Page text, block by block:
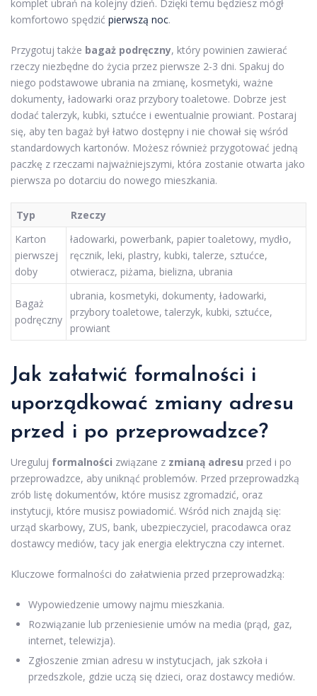
komplet ubrań na kolejny dzień. Dzięki temu będziesz mógł
komfortowo spędzić pierwszą noc.
Przygotuj także bagaż podręczny, który powinien zawierać
rzeczy niezbędne do życia przez pierwsze 2-3 dni. Spakuj do
niego podstawowe ubrania na zmianę, kosmetyki, ważne
dokumenty, ładowarki oraz przybory toaletowe. Dobrze jest
dodać talerzyk, kubki, sztućce i ewentualnie prowiant. Postaraj
się, aby ten bagaż był łatwo dostępny i nie chował się wśród
standardowych kartonów. Możesz również przygotować jedną
paczkę z rzeczami najważniejszymi, która zostanie otwarta jako
pierwsza po dotarciu do nowego mieszkania.
Typ
Rzeczy
Karton
pierwszej
doby
ładowarki, powerbank, papier toaletowy, mydło,
ręcznik, leki, plastry, kubki, talerze, sztućce,
otwieracz, piżama, bielizna, ubrania
Bagaż
podręczny
ubrania, kosmetyki, dokumenty, ładowarki,
przybory toaletowe, talerzyk, kubki, sztućce,
prowiant
Jak załatwić formalności i
uporządkować zmiany adresu
przed i po przeprowadzce?
Ureguluj formalności związane z zmianą adresu przed i po
przeprowadzce, aby uniknąć problemów. Przed przeprowadzką
zrób listę dokumentów, które musisz zgromadzić, oraz
instytucji, które musisz powiadomić. Wśród nich znajdą się:
urząd skarbowy, ZUS, bank, ubezpieczyciel, pracodawca oraz
dostawcy mediów, tacy jak energia elektryczna czy internet.
Kluczowe formalności do załatwienia przed przeprowadzką:
Wypowiedzenie umowy najmu mieszkania.
Rozwiązanie lub przeniesienie umów na media (prąd, gaz,
internet, telewizja).
Zgłoszenie zmian adresu w instytucjach, jak szkoła i
przedszkole, gdzie uczą się dzieci, oraz dostawcy mediów.